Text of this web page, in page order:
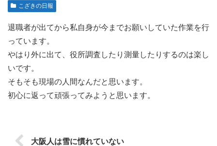
こざきの日報
退職者が出てから私自身が今までお願いしていた作業を行
っています。
やはり外に出て、役所調査したり測量したりするのは楽し
いです。
そもそも現場の人間なんだと思います。
初心に返って頑張ってみようと思います。
大阪人は雪に慣れていない